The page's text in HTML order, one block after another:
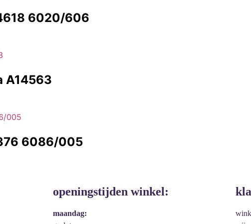
6020/606
A14563
6086/005
openingstijden winkel:
maandag: